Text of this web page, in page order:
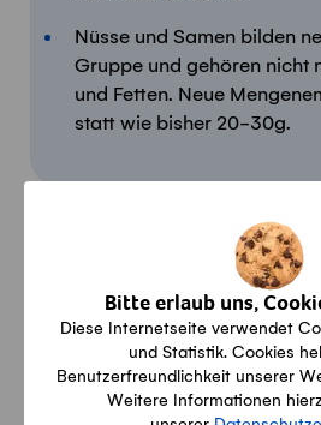
Bitte erlaub uns,
Diese Internetseite verwendet
und Statistik. Cookies
Benutzerfreundlichkeit unserer
Weitere Informationen
Nüsse und Samen bilden
Gruppe und gehören nicht
und Fetten. Neue
statt wie bisher 20-30g.